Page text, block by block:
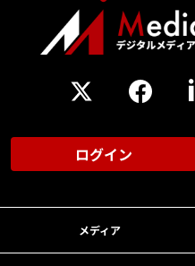
ログイン
メディア